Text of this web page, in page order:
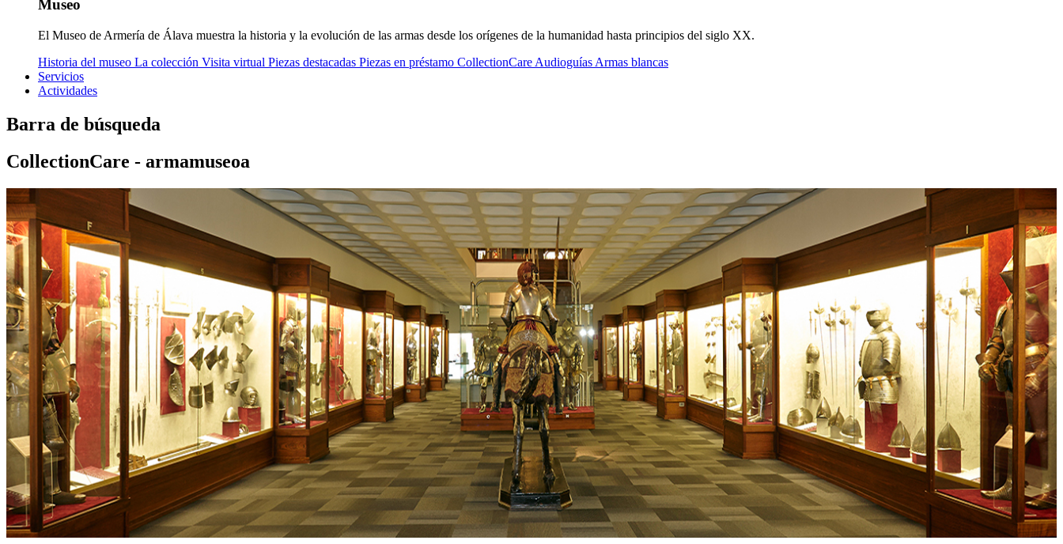
Museo
El Museo de Armería de Álava muestra la historia y la evolución de las armas desde los orígenes de la humanidad hasta principios del siglo XX.
Historia del museo La colección Visita virtual Piezas destacadas Piezas en préstamo CollectionCare Audioguías Armas blancas
Servicios
Actividades
Barra de búsqueda
CollectionCare - armamuseoa